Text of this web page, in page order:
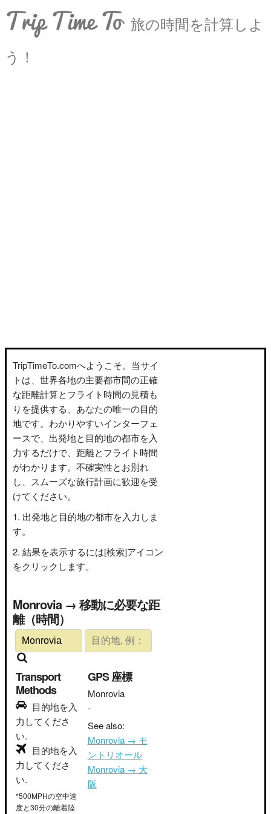
Trip Time To 旅の時間を計算しよ
う！
TripTimeTo.comへようこそ。当サイ
トは、世界各地の主要都市間の正確
な距離計算とフライト時間の見積も
りを提供する、あなたの唯一の目的
地です。わかりやすいインターフェ
ースで、出発地と目的地の都市を入
力するだけで、距離とフライト時間
がわかります。不確実性とお別れ
し、スムーズな旅行計画に歓迎を受
けてください。
出発地と目的地の都市を入力しま
す。
結果を表示するには[検索]アイコン
をクリックします。
Monrovia → 移動に必要な距
離（時間）
Transport
Methods
目的地を入
力してくださ
い.
目的地を入
力してくださ
い.
*500MPHの空中速
度と30分の離着陸
GPS 座標
Monrovia
-
See also:
Monrovia → モ
ントリオール
Monrovia → 大
阪